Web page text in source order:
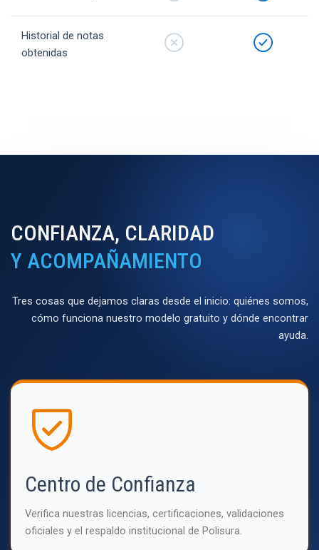
Historial de notas
obtenidas
CONFIANZA, CLARIDAD
Y ACOMPAÑAMIENTO
Tres cosas que dejamos claras desde el inicio: quiénes somos,
cómo funciona nuestro modelo gratuito y dónde encontrar
ayuda.
Centro de Confianza
Verifica nuestras licencias, certificaciones, validaciones
oficiales y el respaldo institucional de Polisura.